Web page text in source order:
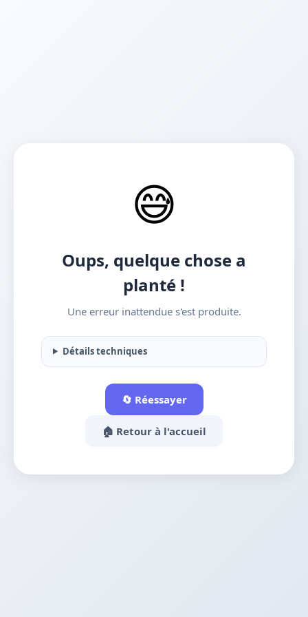
😅
Oups, quelque chose a
planté !
Une erreur inattendue s'est produite.
Détails techniques
🔄 Réessayer
🏠 Retour à l'accueil